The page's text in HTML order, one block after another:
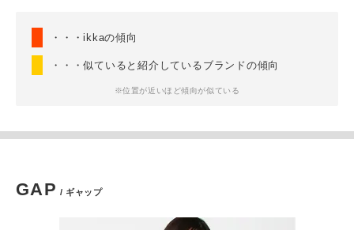
・・・ikkaの傾向
・・・似ていると紹介しているブランドの傾向
※位置が近いほど傾向が似ている
GAP / ギャップ